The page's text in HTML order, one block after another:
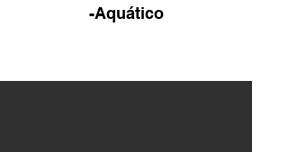
-Aquático